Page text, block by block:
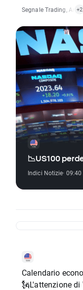
Segnale Trading +2
📉US100
Indici Notizie· 09:40
Calendario
🗽L'attenzione